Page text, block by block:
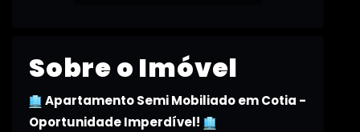
Sobre o Imóvel
Apartamento Semi Mobiliado em Cotia -
Oportunidade Imperdível!